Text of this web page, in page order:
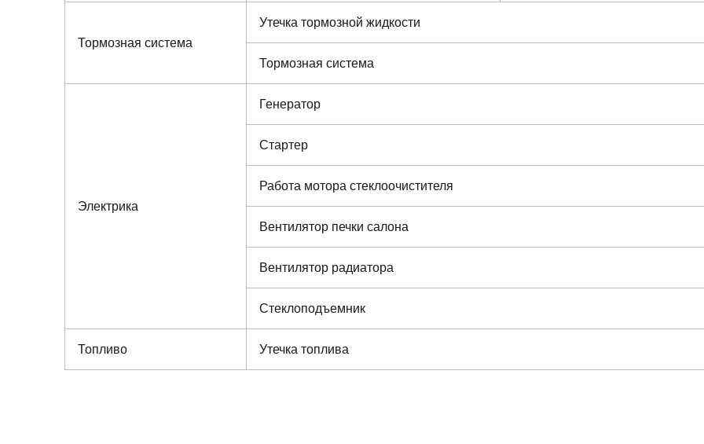
Тормозная система
Утечка тормозной жидкости
Тормозная система
Электрика
Генератор
Стартер
Работа мотора стеклоочистителя
Вентилятор печки салона
Вентилятор радиатора
Стеклоподъемник
Топливо Утечка топлива